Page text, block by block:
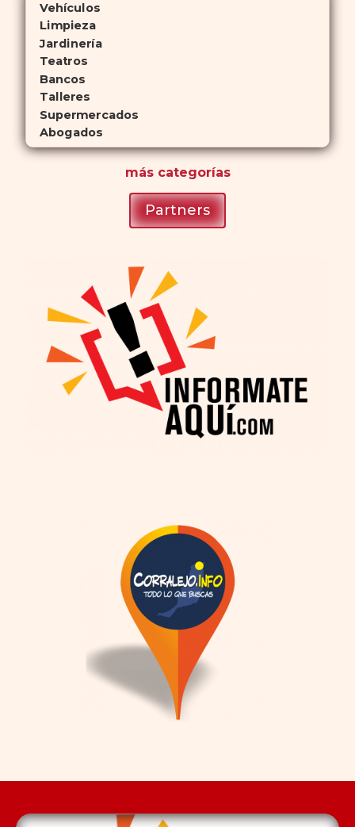
Vehículos
Limpieza
Jardinería
Teatros
Bancos
Talleres
Supermercados
Abogados
máscategorías
Partners